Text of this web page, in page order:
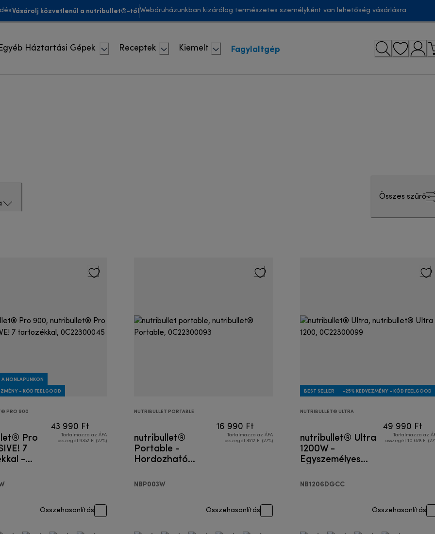
Vásárolj közvetlenül a nutribullet®-tőlWebáruházunkban kizárólag természetes személyként van lehetőség vásárlásra
Egyéb Háztartási Gépek Receptek Kiemelt Fagylaltgép
Összes szűrő
HONLAPUNKON
- KÓD FEELGOOD
PRO 900
Pro
7
-
43 990 Ft
Tartalmazza az ÁFA
összegét 9352 Ft (27%)
Összehasonlítás
NUTRIBULLET PORTABLE
nutribullet®
Portable -
Hordozható
NBP003W
16 990 Ft
Tartalmazza az ÁFA
összegét 3612 Ft (27%)
Összehasonlítás
BEST SELLER -25% KEDVEZMÉNY - KÓD FEELGOOD
NUTRIBULLET® ULTRA
nutribullet® Ultra
1200W -
Egyszemélyes
NB1206DGCC
49 990 Ft
Tartalmazza az
összegét 10 628 Ft
Összehasonlítás